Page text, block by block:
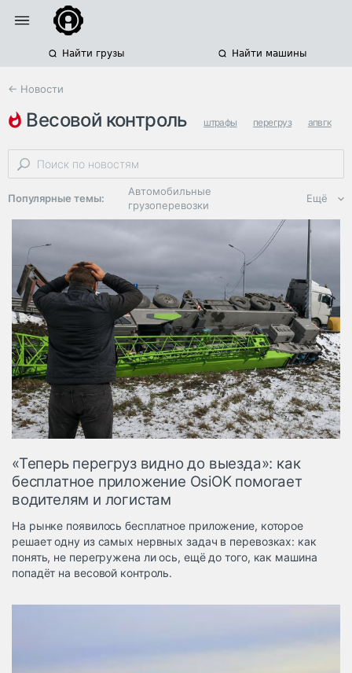
Найти грузы Найти машины
← Новости
весовой контроль штрафы перегруз апвгк
Популярные темы:
Автомобильные
грузоперевозки
ЭДО, ИТ в
логистике
Дороги,
инфраструктура
Логистика, грузы
Негабаритные и
опасные грузы
Безопасность и
страхование
Таможня и ВЭД
Склады и
терминалы
Коммерческий
транспорт
Ещё
«Теперь перегруз видно до выезда»: как
бесплатное приложение OsiOK помогает
водителям и логистам
На рынке появилось бесплатное приложение, которое
решает одну из самых нервных задач в перевозках: как
понять, не перегружена ли ось, ещё до того, как машина
попадёт на весовой контроль.